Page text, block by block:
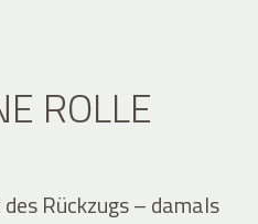
ROLLE
Rückzugs – damals